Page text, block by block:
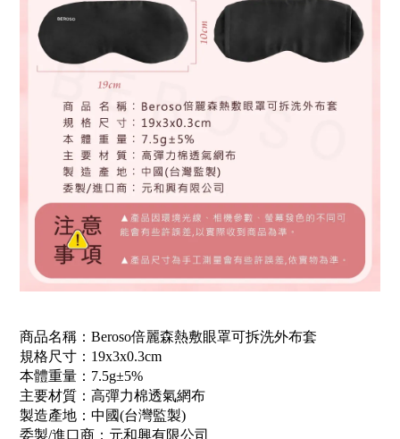
商品名稱：Beroso倍麗森熱敷眼罩可拆洗外布套
規格尺寸：19x3x0.3cm
本體重量：7.5g±5%
主要材質：高彈力棉透氣網布
製造產地：中國(台灣監製)
委製/進口商：元和興有限公司